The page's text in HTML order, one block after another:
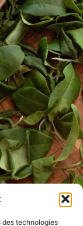
des technologies